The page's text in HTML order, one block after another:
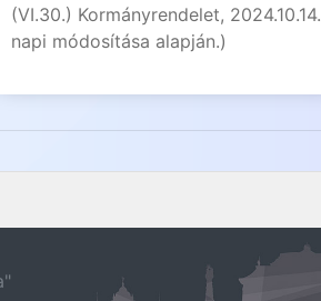
(VI.30.) Kormányrendelet, 2024.10.14.
napi módosítása alapján.)